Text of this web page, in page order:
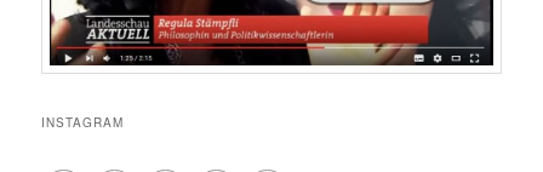
INSTAGRAM